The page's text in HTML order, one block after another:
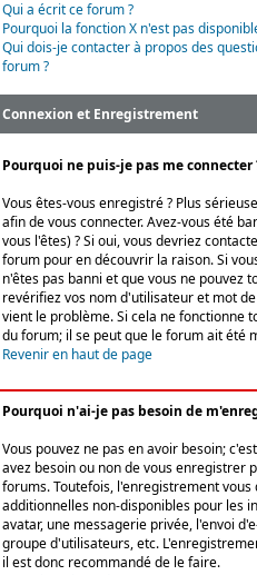
Qui a écrit ce forum ?
Pourquoi la fonction X n'est pas
Qui dois-je contacter à propos des
forum ?
Connexion et Enregistrement
Pourquoi ne puis-je pas me connecter
Vous êtes-vous enregistré ? Plus
afin de vous connecter. Avez-vous été
vous l'êtes) ? Si oui, vous devriez
forum pour en découvrir la raison. Si
n'êtes pas banni et que vous ne pouvez
revérifiez vos nom d'utilisateur et mot
vient le problème. Si cela ne fonctionne
du forum; il se peut que le forum ait été
Revenir en haut de page
Pourquoi n'ai-je pas besoin de
Vous pouvez ne pas en avoir besoin;
avez besoin ou non de vous enregistrer
forums. Toutefois, l'enregistrement
additionnelles non-disponibles pour les
avatar, une messagerie privée, l'envoi
groupe d'utilisateurs, etc.
il est donc recommandé de le faire.